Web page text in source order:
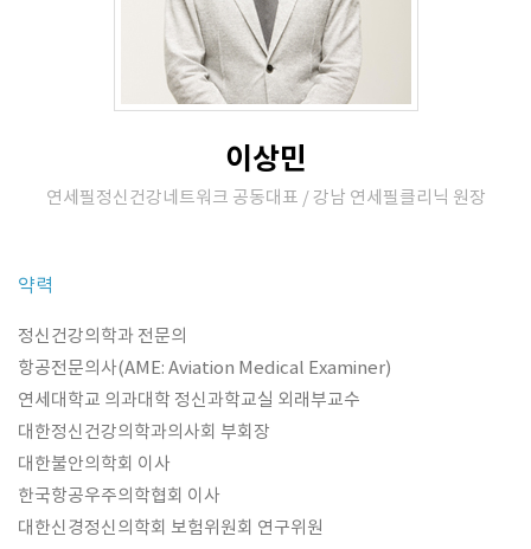
이상민
연세필정신건강네트워크 공동대표 / 강남 연세필클리닉 원장
약력
정신건강의학과 전문의
항공전문의사(AME: Aviation Medical Examiner)
연세대학교 의과대학 정신과학교실 외래부교수
대한정신건강의학과의사회 부회장
대한불안의학회 이사
한국항공우주의학협회 이사
대한신경정신의학회 보험위원회 연구위원